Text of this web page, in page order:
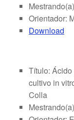
Orientador:
Download
Título:
cultivo in
Colla